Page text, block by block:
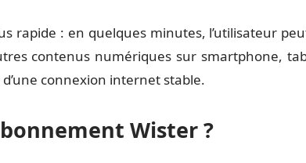
rapide : en quelques minutes, l’utilisateur
contenus numériques sur smartphone,
connexion internet stable.
Wister ?